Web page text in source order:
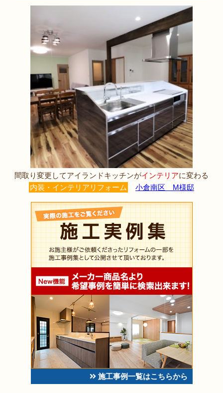
間取り変更してアイランドキッチンがインテリアに変わる
内装・インテリアリフォーム
小倉南区 M様邸
施工事例一覧はこちらから